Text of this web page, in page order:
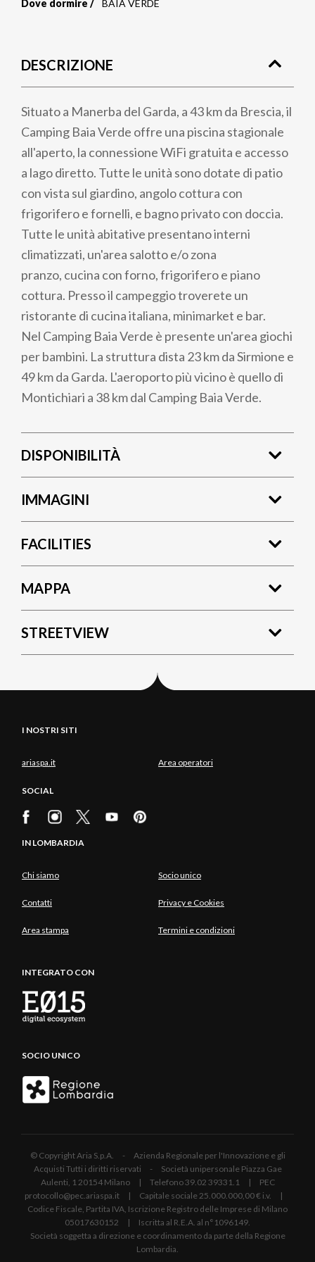
pane
Dove dormire BAIA VERDE
DESCRIZIONE
Situato a Manerba del Garda, a 43 km da Brescia, il
Camping Baia Verde offre una piscina stagionale
all'aperto, la connessione WiFi gratuita e accesso
a lago diretto. Tutte le unità sono dotate di patio
con vista sul giardino, angolo cottura con
frigorifero e fornelli, e bagno privato con doccia.
Tutte le unità abitative presentano interni
climatizzati, un'area salotto e/o zona
pranzo, cucina con forno, frigorifero e piano
cottura. Presso il campeggio troverete un
ristorante di cucina italiana, minimarket e bar.
Nel Camping Baia Verde è presente un'area giochi
per bambini. La struttura dista 23 km da Sirmione e
49 km da Garda. L'aeroporto più vicino è quello di
Montichiari a 38 km dal Camping Baia Verde.
DISPONIBILITÀ
IMMAGINI
FACILITIES
MAPPA
STREETVIEW
I NOSTRI SITI
ariaspa.it Area operatori
SOCIAL
IN LOMBARDIA
Chi siamo Socio unico
Contatti Privacy e Cookies
Area stampa Termini e condizioni
INTEGRATO CON
SOCIO UNICO
© Copyright Aria S.p.A. - Azienda Regionale per l'Innovazione e gli
Acquisti Tutti i diritti riservati - Società unipersonale Piazza Gae
Aulenti, 1 20154 Milano | Telefono 39.02 39331.1 | PEC
protocollo@pec.ariaspa.it | Capitale sociale 25.000.000,00 € i.v. |
Codice Fiscale, Partita IVA, Iscrizione Registro delle Imprese di Milano
05017630152 | Iscritta al R.E.A. al n°1096149.
Società soggetta a direzione e coordinamento da parte della Regione
Lombardia.